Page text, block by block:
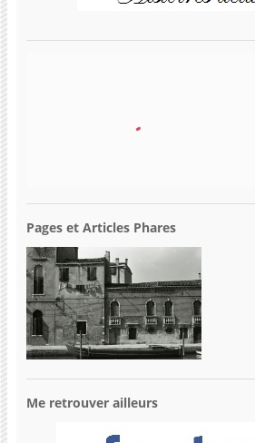
Pages et Articles Phares
Me retrouver ailleurs